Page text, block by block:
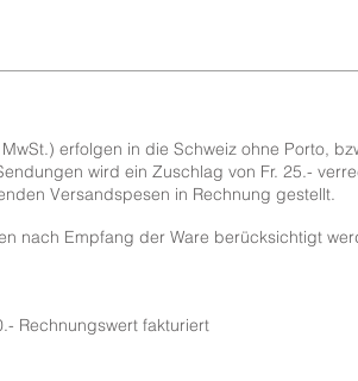
erfolgen in die Schweiz ohne Porto,
wird ein Zuschlag von Fr. 25.-
Versandspesen in Rechnung gestellt.
nach Empfang der Ware berücksichtigt
Rechnungswert fakturiert